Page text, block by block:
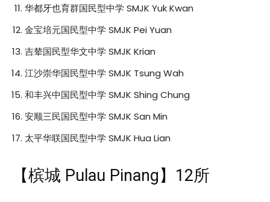
华都牙也育群国民型中学 SMJK Yuk Kwan
金宝培元国民型中学 SMJK Pei Yuan
吉辇国民型华文中学 SMJK Krian
江沙崇华国民型中学 SMJK Tsung Wah
和丰兴中国民型中学 SMJK Shing Chung
安顺三民国民型中学 SMJK San Min
太平华联国民型中学 SMJK Hua Lian
【槟城 Pulau Pinang】12所